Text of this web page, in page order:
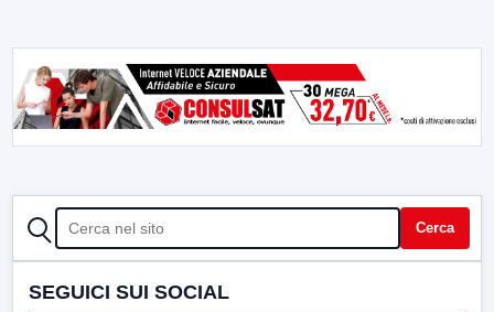
CERCA Cerca
SEGUICI SUI SOCIAL